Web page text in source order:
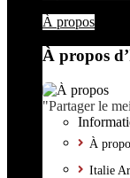
À propos
À propos
"Partager le
À
Italie